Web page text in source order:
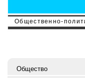
Общественно-
Общество